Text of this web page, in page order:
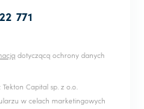
771
dotyczącą ochrony danych
Capital sp. z o.o.
w celach marketingowych